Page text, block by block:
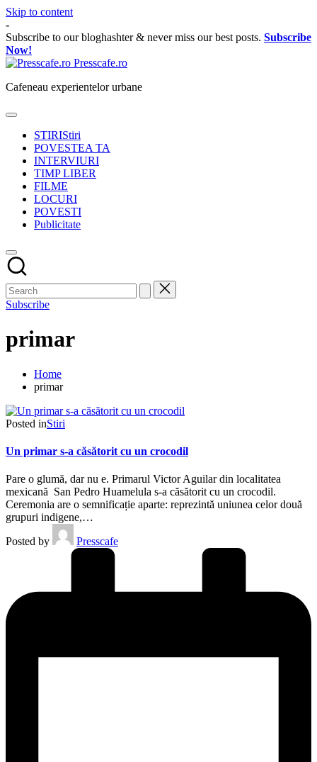
Skip to content
-
Subscribe to our bloghashter & never miss our best posts. Subscribe
Now!
Presscafe.ro
Cafeneau experientelor urbane
STIRIStiri
POVESTEA TA
INTERVIURI
TIMP LIBER
FILME
LOCURI
POVESTI
Publicitate
Subscribe
primar
Home
primar
Posted inStiri
Un primar s-a căsătorit cu un crocodil
Pare o glumă, dar nu e. Primarul Victor Aguilar din localitatea
mexicană San Pedro Huamelula s-a căsătorit cu un crocodil.
Ceremonia are o semnificație aparte: reprezintă uniunea celor două
grupuri indigene,…
Posted by
Presscafe